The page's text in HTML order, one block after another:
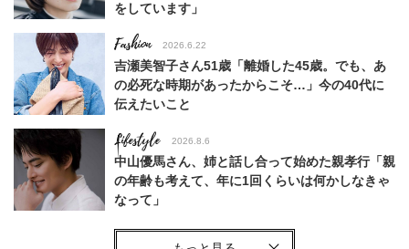
をしています」
Fashion 2026.6.22
吉瀬美智子さん51歳「離婚した45歳。でも、あ
の必死な時期があったからこそ…」今の40代に
伝えたいこと
Lifestyle 2026.8.6
中山優馬さん、姉と話し合って始めた親孝行「親
の年齢も考えて、年に1回くらいは何かしなきゃ
なって」
Lifestyle